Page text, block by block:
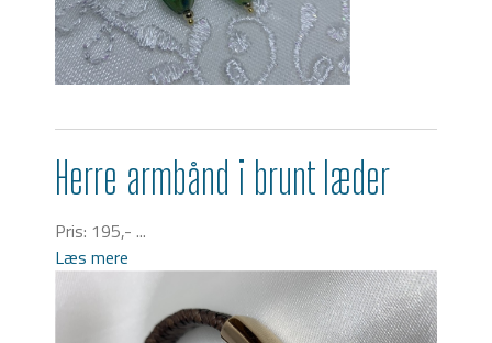
Herre armbånd i brunt læder
Pris: 195,- ...
Læs mere